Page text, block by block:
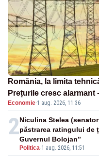
România, la limita
Prețurile cresc alarmant
Economie·1 aug. 2026, 11:36
2
Politica-1 aug. 2026, 11:51
Niculina Stelea
păstrarea ratingului de
Guvernul Bolojan”